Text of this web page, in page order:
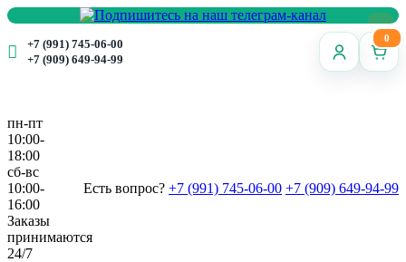
+7 (991) 745-06-00
+7 (909) 649-94-99
0
пн-пт
10:00-
18:00
сб-вс
10:00-
16:00
Заказы
принимаются
24/7
Есть вопрос? +7 (991) 745-06-00 +7 (909) 649-94-99